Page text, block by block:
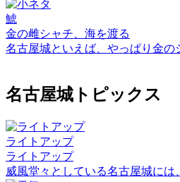
鯱
金の雌シャチ、海を渡る
名古屋城といえば、やっぱり金
名古屋城トピックス
ライトアップ
ライトアップ
威風堂々としている名古屋城に